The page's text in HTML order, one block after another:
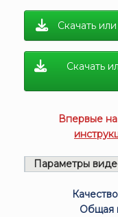
Скачать
Скачать
Впервые
Параметры
Общая